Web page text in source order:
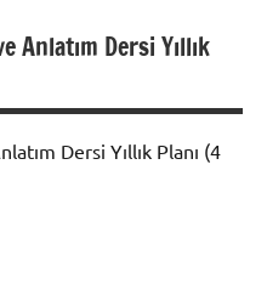
Anlatım Dersi Yıllık
Dersi Yıllık Planı (4